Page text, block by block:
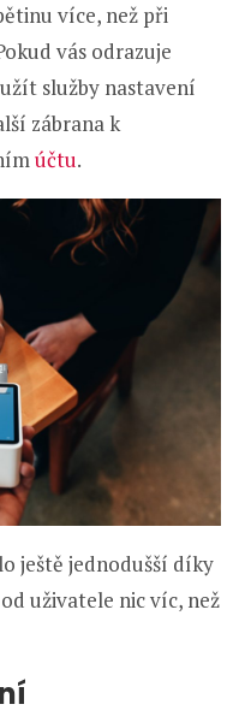
více, než při
vás odrazuje
služby nastavení
zábrana k
účtu.
ještě jednodušší díky
uživatele nic víc, než